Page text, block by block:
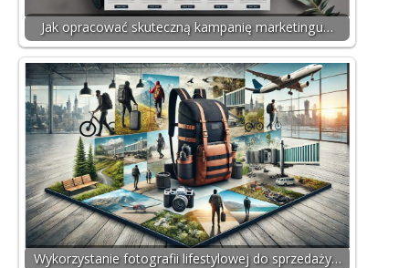
Jak opracować skuteczną kampanię marketingu…
Wykorzystanie fotografii lifestylowej do sprzedaży…